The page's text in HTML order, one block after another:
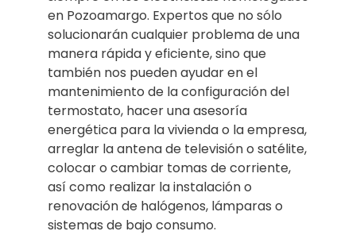
en Pozoamargo. Expertos que no sólo
solucionarán cualquier problema de una
manera rápida y eficiente, sino que
también nos pueden ayudar en el
mantenimiento de la configuración del
termostato, hacer una asesoría
energética para la vivienda o la empresa,
arreglar la antena de televisión o satélite,
colocar o cambiar tomas de corriente,
así como realizar la instalación o
renovación de halógenos, lámparas o
sistemas de bajo consumo.